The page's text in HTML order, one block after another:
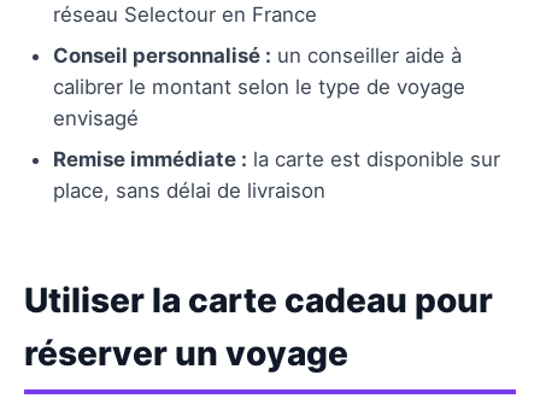
réseau Selectour en France
Conseil personnalisé : un conseiller aide à
calibrer le montant selon le type de voyage
envisagé
Remise immédiate : la carte est disponible sur
place, sans délai de livraison
Utiliser la carte cadeau pour
réserver un voyage